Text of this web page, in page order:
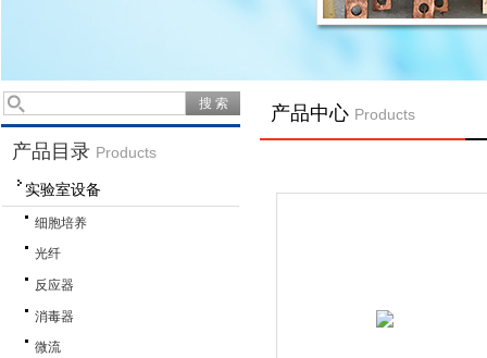
产品目录 Products
实验室设备
细胞培养
光纤
反应器
消毒器
微流
产品中心 Products